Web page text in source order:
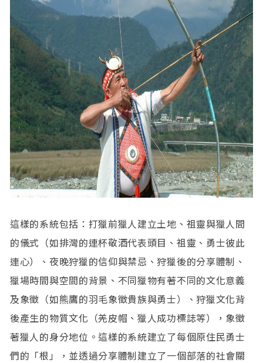
這樣的系統包括：打獵前獵人建立土地、祖靈與獵人間
的儀式（如排灣的連杯敬酒代表頭目、祖靈、勇士彼此
連心）、夜晚狩獵的信仰與禁忌、狩獵後的分享體制、
獵場時間與空間的背景、不同獵物有著不同的文化意義
及象徵（如熊鷹的羽毛象徵貴族與勇士）、狩獵文化背
後產生的物質文化（羌皮帽、獵人成功標誌等），象徵
著獵人的身分地位。這樣的系統建立了每個原住民勇士
們的「根」，並透過分享體制建立了一個部落的社會關